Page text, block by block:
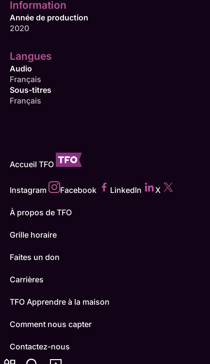
Information
Année de production
2020
Langues
Audio
Français
Sous-titres
Français
Accueil TFO
Instagram Facebook LinkedIn X
À propos de TFO
Grille horaire
Faites un don
Carrières
TFO Apprendre à la maison
Comment nous capter
Contactez-nous